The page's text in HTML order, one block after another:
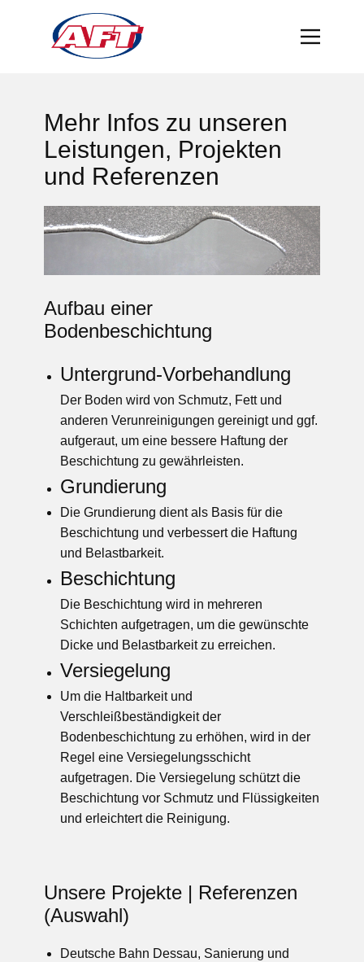
Mehr Infos zu unseren
Leistungen, Projekten
und Referenzen
Aufbau einer
Bodenbeschichtung
Untergrund-Vorbehandlung
Der Boden wird von Schmutz, Fett und
anderen Verunreinigungen gereinigt und ggf.
aufgeraut, um eine bessere Haftung der
Beschichtung zu gewährleisten.
Grundierung
Die Grundierung dient als Basis für die
Beschichtung und verbessert die Haftung
und Belastbarkeit.
Beschichtung
Die Beschichtung wird in mehreren
Schichten aufgetragen, um die gewünschte
Dicke und Belastbarkeit zu erreichen.
Versiegelung
Um die Haltbarkeit und
Verschleißbeständigkeit der
Bodenbeschichtung zu erhöhen, wird in der
Regel eine Versiegelungsschicht
aufgetragen. Die Versiegelung schützt die
Beschichtung vor Schmutz und Flüssigkeiten
und erleichtert die Reinigung.
Unsere Projekte | Referenzen
(Auswahl)
Deutsche Bahn Dessau, Sanierung und